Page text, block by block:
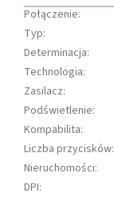
Połączenie:
Typ:
Determinacja:
Technologia:
Zasilacz:
Podświetlenie:
Kompabilita:
Liczba przycisków:
Nieruchomości:
DPI: